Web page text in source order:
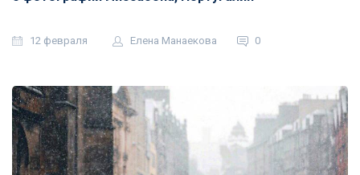
12 февраля Елена Манаекова 0